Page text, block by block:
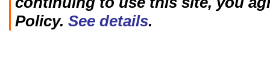
Policy. See details.